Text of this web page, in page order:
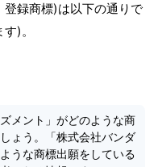
録商標)は以下の通りで
)。
メント」がどのような商
ょう。「株式会社バンダ
うな商標出願をしている